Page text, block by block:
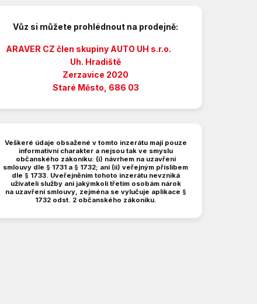
Vůz si můžete prohlédnout na prodejně:
ARAVER CZ člen skupiny AUTO UH s.r.o.
Uh. Hradiště
Zerzavice 2020
Staré Město, 686 03
Veškeré údaje obsažené v tomto inzerátu mají pouze
informativní charakter a nejsou tak ve smyslu
občanského zákoníku: (i) návrhem na uzavření
smlouvy dle § 1731 a § 1732; ani (ii) veřejným příslibem
dle § 1733. Uveřejněním tohoto inzerátu nevzniká
uživateli služby ani jakýmkoli třetím osobám nárok
na uzavření smlouvy, zejména se vylučuje aplikace §
1732 odst. 2 občanského zákoníku.